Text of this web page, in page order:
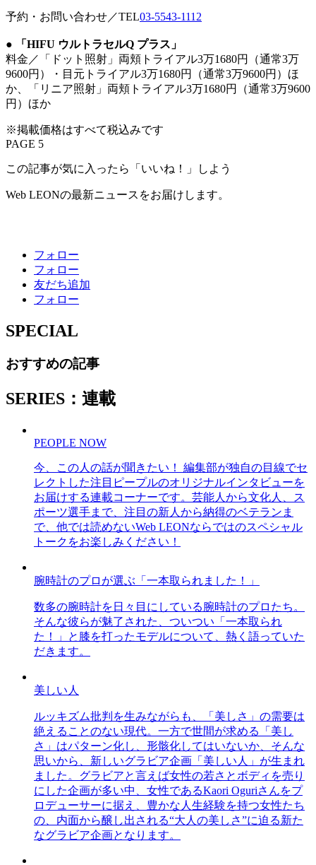
予約・お問い合わせ／TEL03-5543-1112
●
「HIFU ウルトラセルQ プラス」
料金／「ドット照射」両頬トライアル3万1680円（通常3万
9600円）・目元トライアル3万1680円（通常3万9600円）ほ
か、「リニア照射」両頬トライアル3万1680円（通常3万9600
円）ほか
※掲載価格はすべて税込みです
PAGE 5
この記事が気に入ったら「いいね！」しよう
Web LEONの最新ニュースをお届けします。
フォロー
フォロー
友だち追加
フォロー
SPECIAL
おすすめの記事
SERIES：連載
PEOPLE NOW
今、この人の話が聞きたい！ 編集部が独自の目線でセ
レクトした注目ピープルのオリジナルインタビューを
お届けする連載コーナーです。芸能人から文化人、ス
ポーツ選手まで、注目の新人から納得のベテランま
で、他では読めないWeb LEONならではのスペシャル
トークをお楽しみください！
腕時計のプロが選ぶ「一本取られました！」
数多の腕時計を日々目にしている腕時計のプロたち。
そんな彼らが魅了された、ついつい「一本取られ
た！」と膝を打ったモデルについて、熱く語っていた
だきます。
美しい人
ルッキズム批判を生みながらも、「美しさ」の需要は
絶えることのない現代。一方で世間が求める「美し
さ」はパターン化し、形骸化してはいないか、そんな
思いから、新しいグラビア企画「美しい人」が生まれ
ました。グラビアと言えば女性の若さとボディを売り
にした企画が多い中、女性であるKaori Oguriさんをプ
ロデューサーに据え、豊かな人生経験を持つ女性たち
の、内面から醸し出される“大人の美しさ”に迫る新た
なグラビア企画となります。